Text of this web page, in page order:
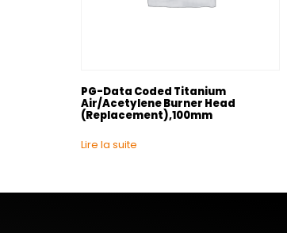
PG-Data Coded Titanium
Air/Acetylene Burner Head
(Replacement),100mm
Lire la suite